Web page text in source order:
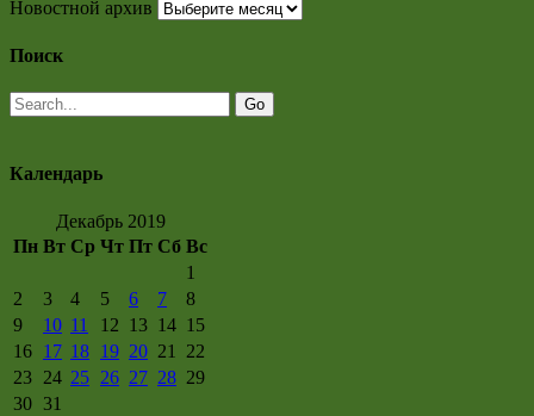
Новостной архив
Поиск
Календарь
Декабрь 2019
Пн Вт Ср Чт Пт Сб Вс
1
2
3 4 5 6 7
8
9
10 11 12 13 14 15
16 17 18 19 20 21
22
23 24 25 26 27 28 29
30 31